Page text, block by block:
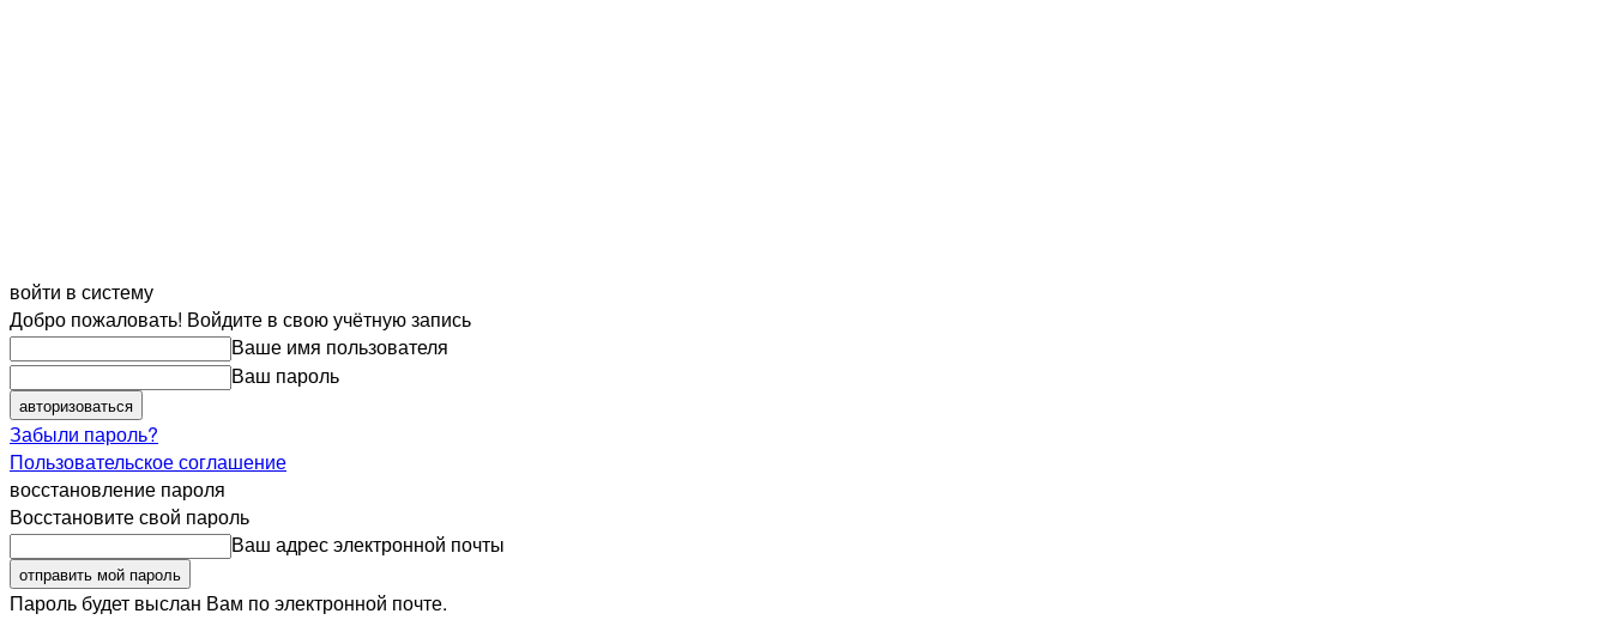
войти в систему
Добро пожаловать! Войдите в свою учётную запись
Ваше имя пользователя
Ваш пароль
Забыли пароль?
Пользовательское соглашение
восстановление пароля
Восстановите свой пароль
Ваш адрес электронной почты
Пароль будет выслан Вам по электронной почте.